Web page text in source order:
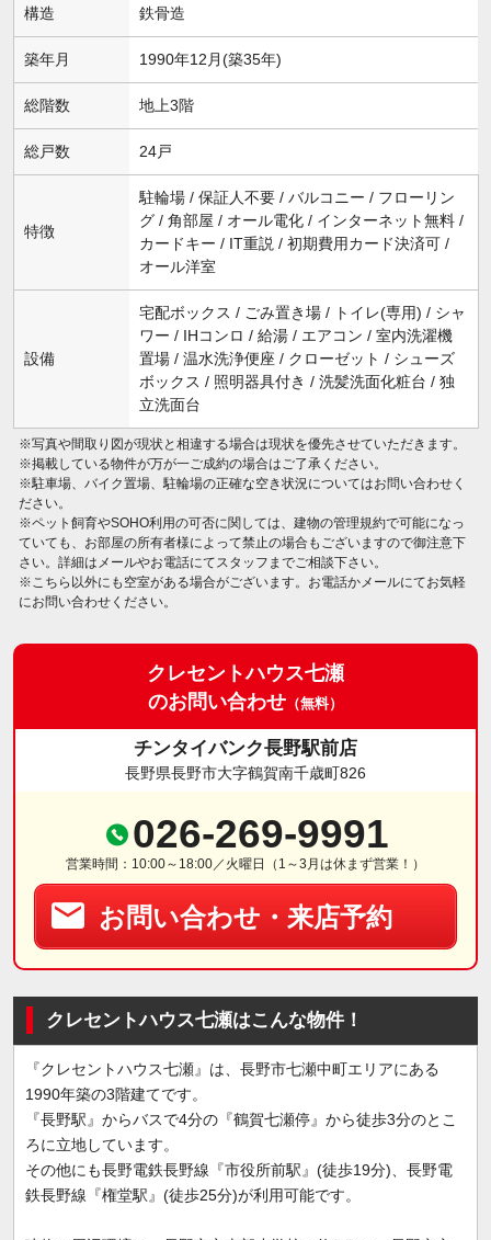
構造 鉄骨造
築年月 1990年12月(築35年)
総階数 地上3階
総戸数 24戸
特徴
駐輪場 / 保証人不要 / バルコニー / フローリン
グ / 角部屋 / オール電化 / インターネット無料 /
カードキー / IT重説 / 初期費用カード決済可 /
オール洋室
設備
宅配ボックス / ごみ置き場 / トイレ(専用) / シャ
ワー / IHコンロ / 給湯 / エアコン / 室内洗濯機
置場 / 温水洗浄便座 / クローゼット / シューズ
ボックス / 照明器具付き / 洗髪洗面化粧台 / 独
立洗面台
※写真や間取り図が現状と相違する場合は現状を優先させていただきます。
※掲載している物件が万が一ご成約の場合はご了承ください。
※駐車場、バイク置場、駐輪場の正確な空き状況についてはお問い合わせく
ださい。
※ペット飼育やSOHO利用の可否に関しては、建物の管理規約で可能になっ
ていても、お部屋の所有者様によって禁止の場合もございますので御注意下
さい。詳細はメールやお電話にてスタッフまでご相談下さい。
※こちら以外にも空室がある場合がございます。お電話かメールにてお気軽
にお問い合わせください。
クレセントハウス七瀬
のお問い合わせ （無料）
チンタイバンク長野駅前店
長野県長野市大字鶴賀南千歳町826
026-269-9991
営業時間：10:00～18:00／火曜日（1～3月は休まず営業！）
お問い合わせ・来店予約
クレセントハウス七瀬はこんな物件！
『クレセントハウス七瀬』は、長野市七瀬中町エリアにある
1990年築の3階建てです。
『長野駅』からバスで4分の『鶴賀七瀬停』から徒歩3分のとこ
ろに立地しています。
その他にも長野電鉄長野線『市役所前駅』(徒歩19分)、長野電
鉄長野線『権堂駅』(徒歩25分)が利用可能です。